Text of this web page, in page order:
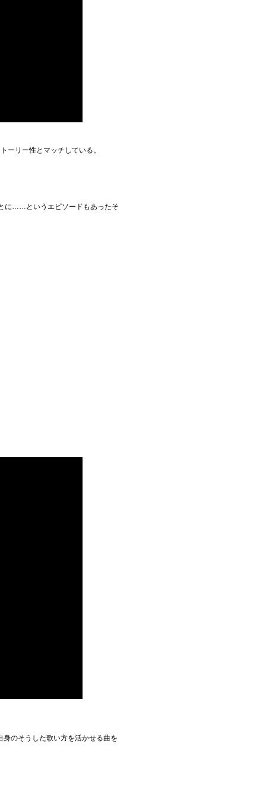
ーリー性とマッチしている。
に……というエピソードもあったそ
のそうした歌い方を活かせる曲を